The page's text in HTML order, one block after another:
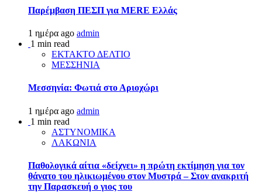
Παρέμβαση ΠΕΣΠ για MERE Ελλάς
1 ημέρα ago admin
1 min read
ΕΚΤΑΚΤΟ ΔΕΛΤΙΟ
ΜΕΣΣΗΝΙΑ
Μεσσηνία: Φωτιά στο Αριοχώρι
1 ημέρα ago admin
1 min read
ΑΣΤΥΝΟΜΙΚΑ
ΛΑΚΩΝΙΑ
Παθολογικά αίτια «δείχνει» η πρώτη εκτίμηση για τον
θάνατο του ηλικιωμένου στον Μυστρά – Στον ανακριτή
την Παρασκευή ο γιος του